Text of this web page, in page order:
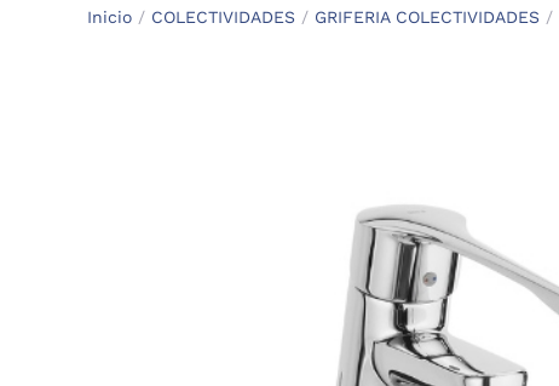
Inicio / COLECTIVIDADES / GRIFERIA COLECTIVIDADES /